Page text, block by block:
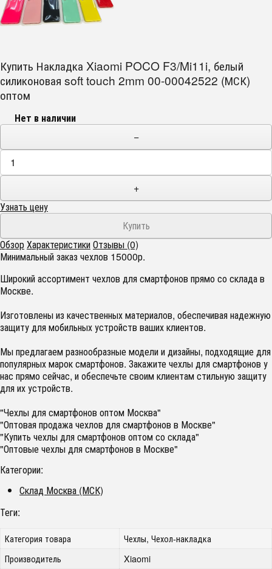
Купить Накладка Xiaomi POCO F3/Mi11i, белый
силиконовая soft touch 2mm 00-00042522 (МСК)
оптом
Нет в наличии
−
+
Узнать цену
ОбзорХарактеристикиОтзывы (0)
Минимальный заказ чехлов 15000р.
Широкий ассортимент чехлов для смартфонов прямо со склада в
Москве.
Изготовлены из качественных материалов, обеспечивая надежную
защиту для мобильных устройств ваших клиентов.
Мы предлагаем разнообразные модели и дизайны, подходящие для
популярных марок смартфонов. Закажите чехлы для смартфонов у
нас прямо сейчас, и обеспечьте своим клиентам стильную защиту
для их устройств.
"Чехлы для смартфонов оптом Москва"
"Оптовая продажа чехлов для смартфонов в Москве"
"Купить чехлы для смартфонов оптом со склада"
"Оптовые чехлы для смартфонов в Москве"
Категории:
Склад Москва (МСК)
Теги:
Категория товара
Чехлы, Чехол-накладка
Производитель
Xiaomi